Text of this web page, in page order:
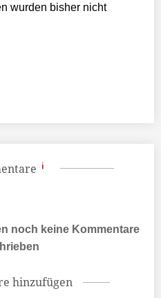
wurden bisher nicht
noch keine Kommentare
hinzufügen